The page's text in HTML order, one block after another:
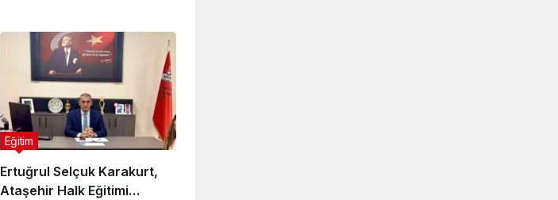
Ertuğrul Selçuk Karakurt,
Ataşehir Halk Eğitimi
Eğitim